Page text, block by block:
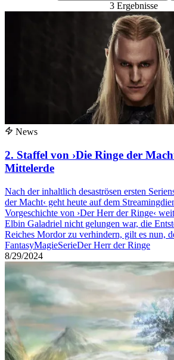
3 Ergebnisse
News
2. Staffel von ›Die Ringe der
Mittelerde
Nach der inhaltlich desaströsen ersten
der Macht‹ geht heute auf dem
Vorgeschichte von ›Der Herr der Ringe‹
Elbin Galadriel nicht gelungen war, die
Reiches Mordor zu verhindern, gilt es nun,
FantasyMagieSerieDer Herr der Ringe
8/29/2024